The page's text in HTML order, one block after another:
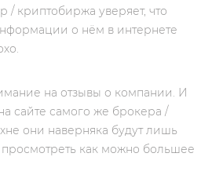
/ криптобиржа уверяет, что
о нём в интернете
на отзывы о компании. И
сайте самого же брокера /
они наверняка будут лишь
как можно большее